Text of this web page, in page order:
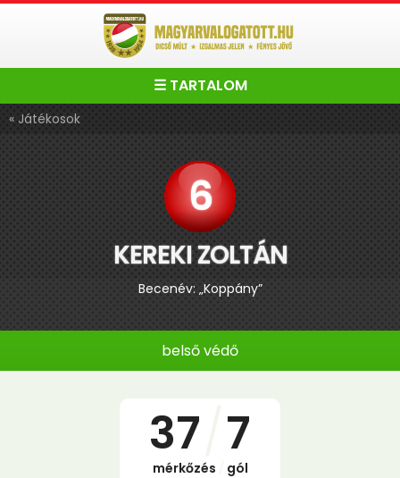
☰ TARTALOM
« Játékosok
6
KEREKI ZOLTÁN
Becenév: „Koppány”
belső védő
37 7
mérkőzés gól